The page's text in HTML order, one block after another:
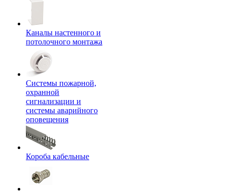
Каналы настенного и
потолочного монтажа
Системы пожарной,
охранной
сигнализации и
системы аварийного
оповещения
Короба кабельные